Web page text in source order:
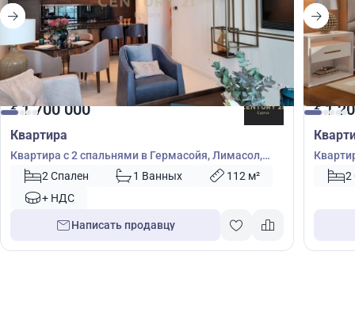
€1 700 000
Квартира
Квартира с 2 спальнями в Гермасойя, Лимасол,
Кипр № 56234
2 Спален 1 Ванных
112 м²
+ НДС
Написать продавцу
€1
Кипр2